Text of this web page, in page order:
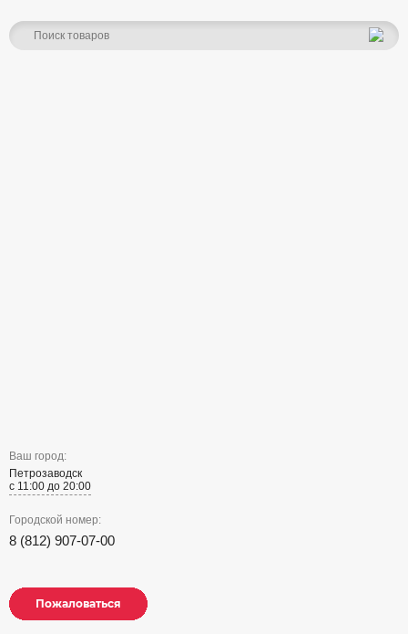
Ваш город:
Петрозаводск
с 11:00 до 20:00
Городской номер:
8 (812) 907-07-00
Пожаловаться
Пожаловаться
Пожаловаться